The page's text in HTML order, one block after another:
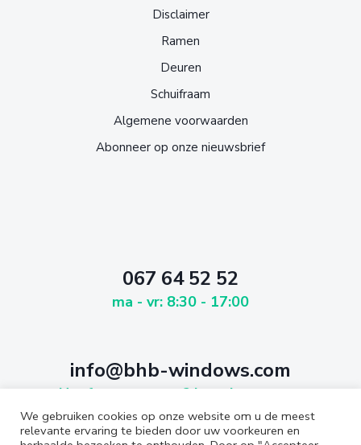
Disclaimer
Ramen
Deuren
Schuifraam
Algemene voorwaarden
Abonneer op onze nieuwsbrief
067 64 52 52
ma - vr: 8:30 - 17:00
info@bhb-windows.com
Heeft u een vraag? Laat het weten
We gebruiken cookies op onze website om u de meest
relevante ervaring te bieden door uw voorkeuren en